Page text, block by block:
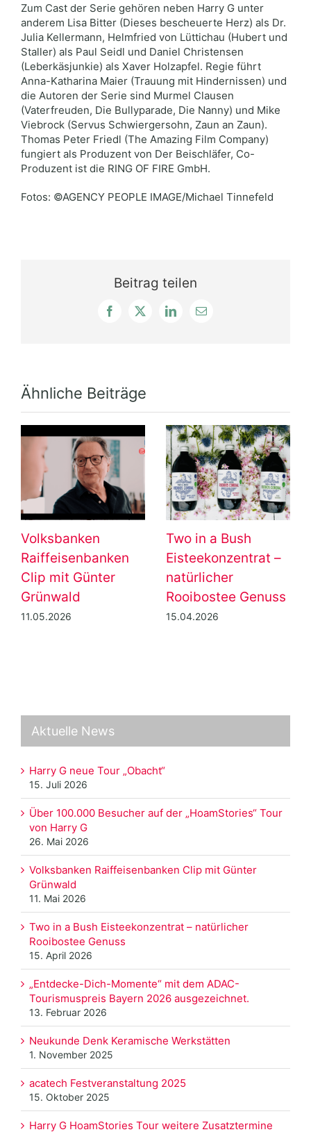
Zum Cast der Serie gehören neben Harry G unter
anderem Lisa Bitter (Dieses bescheuerte Herz) als Dr.
Julia Kellermann, Helmfried von Lüttichau (Hubert und
Staller) als Paul Seidl und Daniel Christensen
(Leberkäsjunkie) als Xaver Holzapfel. Regie führt
Anna-Katharina Maier (Trauung mit Hindernissen) und
die Autoren der Serie sind Murmel Clausen
(Vaterfreuden, Die Bullyparade, Die Nanny) und Mike
Viebrock (Servus Schwiergersohn, Zaun an Zaun).
Thomas Peter Friedl (The Amazing Film Company)
fungiert als Produzent von Der Beischläfer, Co-
Produzent ist die RING OF FIRE GmbH.
Fotos: ©AGENCY PEOPLE IMAGE/Michael Tinnefeld
Beitrag teilen
Facebook
X LinkedIn
E-
Ähnliche Beiträge
Volksbanken
Raiffeisenbanken
Clip mit Günter
Grünwald
11.05.2026
Two in a Bush
Eisteekonzentrat –
natürlicher
Rooibostee Genuss
15.04.2026
Aktuelle News
Harry G neue Tour „Obacht“
15. Juli 2026
Über 100.000 Besucher auf der „HoamStories“ Tour
von Harry G
26. Mai 2026
Volksbanken Raiffeisenbanken Clip mit Günter
Grünwald
11. Mai 2026
Two in a Bush Eisteekonzentrat – natürlicher
Rooibostee Genuss
15. April 2026
„Entdecke-Dich-Momente“ mit dem ADAC-
Tourismuspreis Bayern 2026 ausgezeichnet.
13. Februar 2026
Neukunde Denk Keramische Werkstätten
1. November 2025
acatech Festveranstaltung 2025
15. Oktober 2025
Harry G HoamStories Tour weitere Zusatztermine